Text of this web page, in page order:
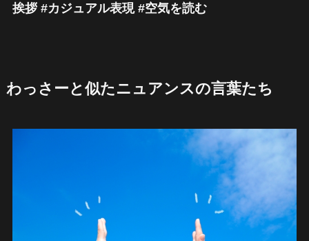
挨拶 #カジュアル表現 #空気を読む
わっさーと似たニュアンスの言葉たち